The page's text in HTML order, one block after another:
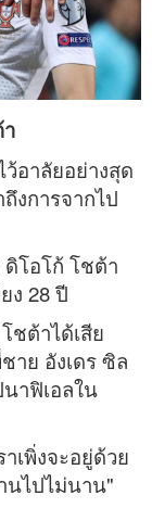
อาลัยอย่างสุด
งการจากไป
ดิโอโก้ โชต้า
ง 28 ปี
ชต้าได้เสีย
าย อังเดร ซิล
าฟิเอลใน
เพิ่งจะอยู่ด้วย
นไปไม่นาน"